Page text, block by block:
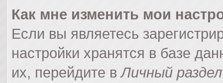
Как мне изменить мои
Если вы являетесь
настройки хранятся в базе
их, перейдите вЛичный раздел